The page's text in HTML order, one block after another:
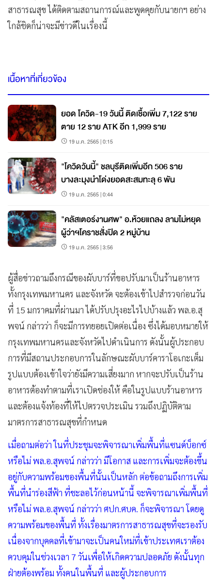
สาธารณสุข ได้ติดตามสถานการณ์และพูดคุยกับนายกฯ อย่าง
ใกล้ชิดก็น่าจะมีข่าวดีในเรื่องนี้
เนื้อหาที่เกี่ยวข้อง
ยอด โควิด-19 วันนี้ ติดเชื้อเพิ่ม 7,122 ราย
ตาย 12 ราย ATK อีก 1,999 ราย
19 ม.ค. 2565 | 0:15
"โควิดวันนี้" ชลบุรีติดเพิ่มอีก 506 ราย
บางละมุงนำโด่งยอดสะสมทะลุ 6 พัน
19 ม.ค. 2565 | 0:44
"คลัสเตอร์งานศพ" อ.ห้วยแถลง ลามไม่หยุด
ผู้ว่าฯโคราชสั่งปิด 2 หมู่บ้าน
19 ม.ค. 2565 | 3:56
ผู้สื่อข่าวถามถึงกรณีของผับบาร์ที่ขอปรับมาเป็นร้านอาหาร
ทั้งกรุงเทพมหานคร และจังหวัด จะต้องเข้าไปสำรวจก่อนวัน
ที่ 15 มกราคมที่ผ่านมา ได้ปรับปรุงอะไรไปบ้างแล้ว พล.อ.สุ
พจน์ กล่าวว่า ก็จะมีการทยอยเปิดต่อเนื่อง ซึ่งได้มอบหมายให้
กรุงเทพมหานครและจังหวัดไปดำเนินการ ดังนั้นผู้ประกอบ
การที่มีสถานประกอบการในลักษณะผับบาร์คาราโอเกะเต็ม
รูปแบบต้องเข้าใจว่ายังมีความเสี่ยงมาก หากจะปรับเป็นร้าน
อาหารต้องทำตามที่เราเปิดช่องให้ คือในรูปแบบร้านอาหาร
และต้องแจ้งท้องที่ให้ไปตรวจประเมิน รวมถึงปฏิบัติตาม
มาตรการสาธารณสุขที่กำหนด
เมื่อถามต่อว่า ในที่ประชุมจะพิจารณาเพิ่มพื้นที่แซนด์บ็อกซ์
หรือไม่ พล.อ.สุพจน์ กล่าวว่า มีโอกาส และการเพิ่มจะต้องขึ้น
อยู่กับความพร้อมของพื้นที่นั้นเป็นหลัก ต่อข้อถามถึงการเพิ่ม
พื้นที่นำร่องสีฟ้า ที่ชะลอไว้ก่อนหน้านี้ จะพิจารณาเพิ่มพื้นที่
หรือไม่ พล.อ.สุพจน์ กล่าวว่า ศปก.ศบค. ก็จะพิจารณา โดยดู
ความพร้อมของพื้นที่ ทั้งเรื่องมาตรการสาธารณสุขที่จะรองรับ
เนื่องจากบุคคลที่เข้ามาจะเป็นคนใหม่ที่เข้าประเทศเราต้อง
ควบคุมในช่วงเวลา 7 วันเพื่อให้เกิดความปลอดภัย ดังนั้นทุก
ฝ่ายต้องพร้อม ทั้งคนในพื้นที่ และผู้ประกอบการ